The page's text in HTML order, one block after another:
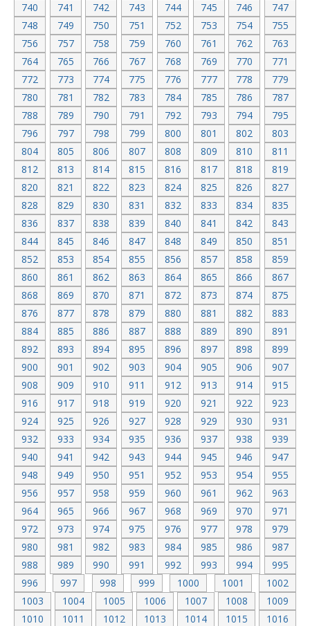
740
741 742 743 744 745 746
747
748
749 750 751 752 753 754
755
756
757 758 759 760 761 762
763
764
765 766 767 768 769 770
771
772
773 774 775 776 777 778
779
780
781 782 783 784 785 786
787
788
789 790 791 792 793 794
795
796
797 798 799 800 801 802
803
804
805 806 807 808 809 810
811
812
813 814 815 816 817 818
819
820
821 822 823 824 825 826
827
828
829 830 831 832 833 834
835
836
837 838 839 840 841 842
843
844
845 846 847 848 849 850
851
852
853 854 855 856 857 858
859
860
861 862 863 864 865 866
867
868
869 870 871 872 873 874
875
876
877 878 879 880 881 882
883
884
885 886 887 888 889 890
891
892
893 894 895 896 897 898
899
900
901 902 903 904 905 906
907
908
909 910 911 912 913 914
915
916
917 918 919 920 921 922
923
924
925 926 927 928 929 930
931
932
933 934 935 936 937 938
939
940
941 942 943 944 945 946
947
948
949 950 951 952 953 954
955
956
957 958 959 960 961 962
963
964
965 966 967 968 969 970
971
972
973 974 975 976 977 978
979
980
981 982 983 984 985 986
987
988
989 990 991 992 993 994
995
996
997 998 999 1000 1001
1002
1003
1004 1005 1006 1007 1008
1009
1010
1011 1012 1013 1014 1015
1016